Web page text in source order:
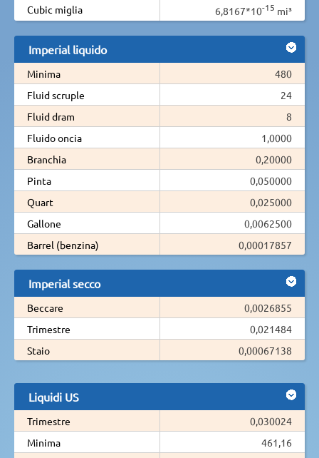
Cubic miglia
6,8167*10-15 mi³
Imperial liquido
Minima
480
Fluid scruple
24
Fluid dram
8
Fluido oncia
1,0000
Branchia
0,20000
Pinta
0,050000
Quart
0,025000
Gallone
0,0062500
Barrel (benzina)
0,00017857
Imperial secco
Beccare
0,0026855
Trimestre
0,021484
Staio
0,00067138
Liquidi US
Trimestre
0,030024
Minima
461,16